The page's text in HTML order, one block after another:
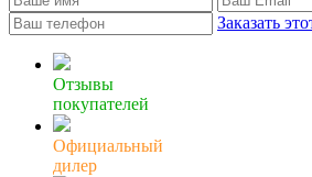
Заказать
Отзывы
покупателей
Официальный
дилер